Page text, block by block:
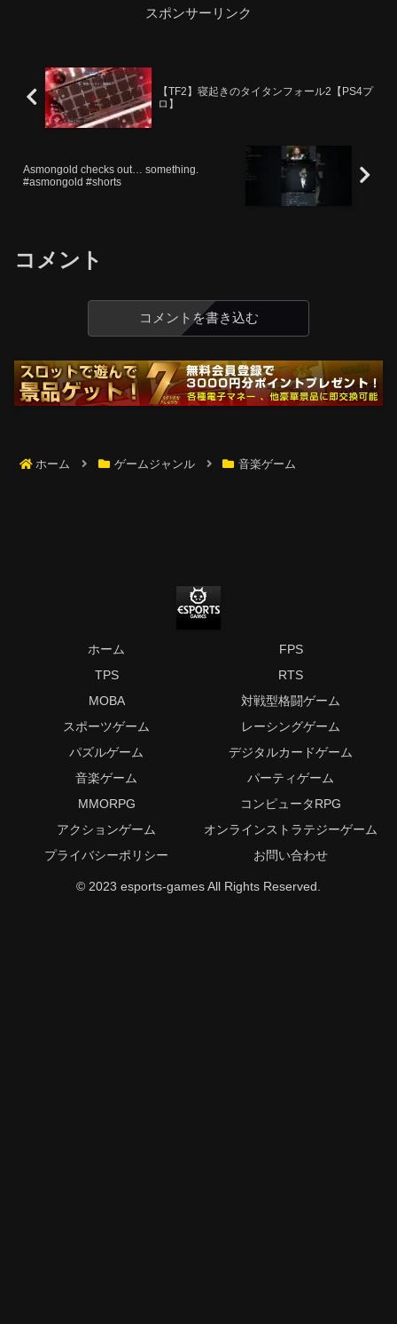
スポンサーリンク
【TF2】寝起きのタイタンフォール2【PS4プ
ロ】
Asmongold checks out… something.
#asmongold #shorts
コメント
コメントを書き込む
ホーム ゲームジャンル 音楽ゲーム
ホーム
FPS
TPS
RTS
MOBA
対戦型格闘ゲーム
スポーツゲーム
レーシングゲーム
パズルゲーム
デジタルカードゲーム
音楽ゲーム
パーティゲーム
MMORPG
コンピュータRPG
アクションゲーム
オンラインストラテジーゲーム
プライバシーポリシー
お問い合わせ
© 2023 esports-games All Rights Reserved.